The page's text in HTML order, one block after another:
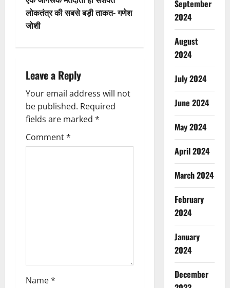
n
v
i
g
a
t
लोकतंत्र की सबसे बड़ी ताकत- गणेश
जोशी
Leave a Reply
Your email address will not
be published. Required
fields are marked *
Comment*
Name*
September
2024
August
2024
July 2024
June 2024
May 2024
April 2024
March 2024
February
2024
January
2024
December